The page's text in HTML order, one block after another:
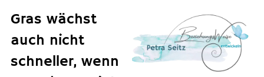
Gras wächst
auch nicht
schneller, wenn